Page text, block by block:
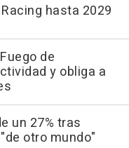
hasta 2029
de
y obliga a
un 27% tras
otro mundo"